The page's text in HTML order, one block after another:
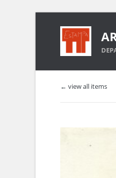
← view all items